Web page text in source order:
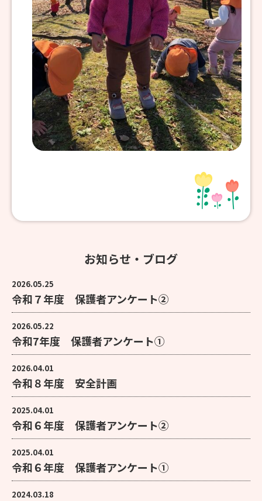
お知らせ・ブログ
2026.05.25
令和７年度 保護者アンケート②
2026.05.22
令和7年度 保護者アンケート①
2026.04.01
令和８年度 安全計画
2025.04.01
令和６年度 保護者アンケート②
2025.04.01
令和６年度 保護者アンケート①
2024.03.18